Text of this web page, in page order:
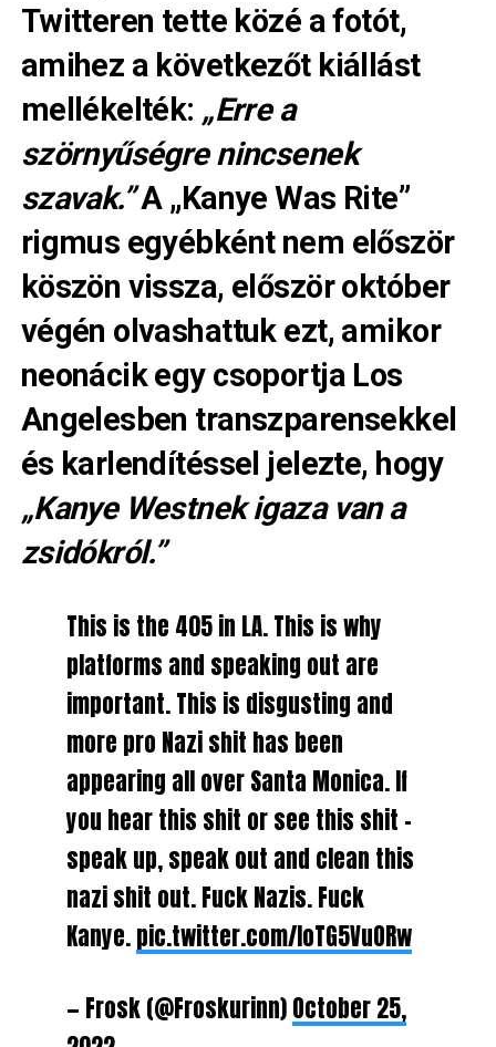
Twitteren tette közé a fotót,
amihez a következőt kiállást
mellékelték: „Erre a
szörnyűségre nincsenek
szavak.”A „Kanye Was Rite”
rigmus egyébként nem először
köszön vissza, először október
végén olvashattuk ezt, amikor
neonácik egy csoportja Los
Angelesben transzparensekkel
és karlendítéssel jelezte, hogy
„Kanye Westnek igaza van a
zsidókról.”
This is the 405 in LA. This is why
platforms and speaking out are
important. This is disgusting and
more pro Nazi shit has been
appearing all over Santa Monica. If
you hear this shit or see this shit –
speak up, speak out and clean this
nazi shit out. Fuck Nazis. Fuck
Kanye.pic.twitter.com/loTG5VuORw
— Frosk (@Froskurinn)October 25,